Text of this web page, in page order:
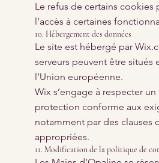
Le refus de certains cookies
l’accès à certaines
10. Hébergement des données
Le site est hébergé par
serveurs peuvent être situés
l’Union européenne.
Wix s’engage à respecter un
protection conforme aux
notamment par des clauses
appropriées.
11. Modification de la politique de